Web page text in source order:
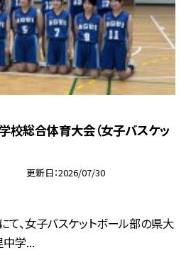
校総合体育大会（女子バスケッ
更新日 2026/07/30
、女子バスケットボール部の県大
中学...